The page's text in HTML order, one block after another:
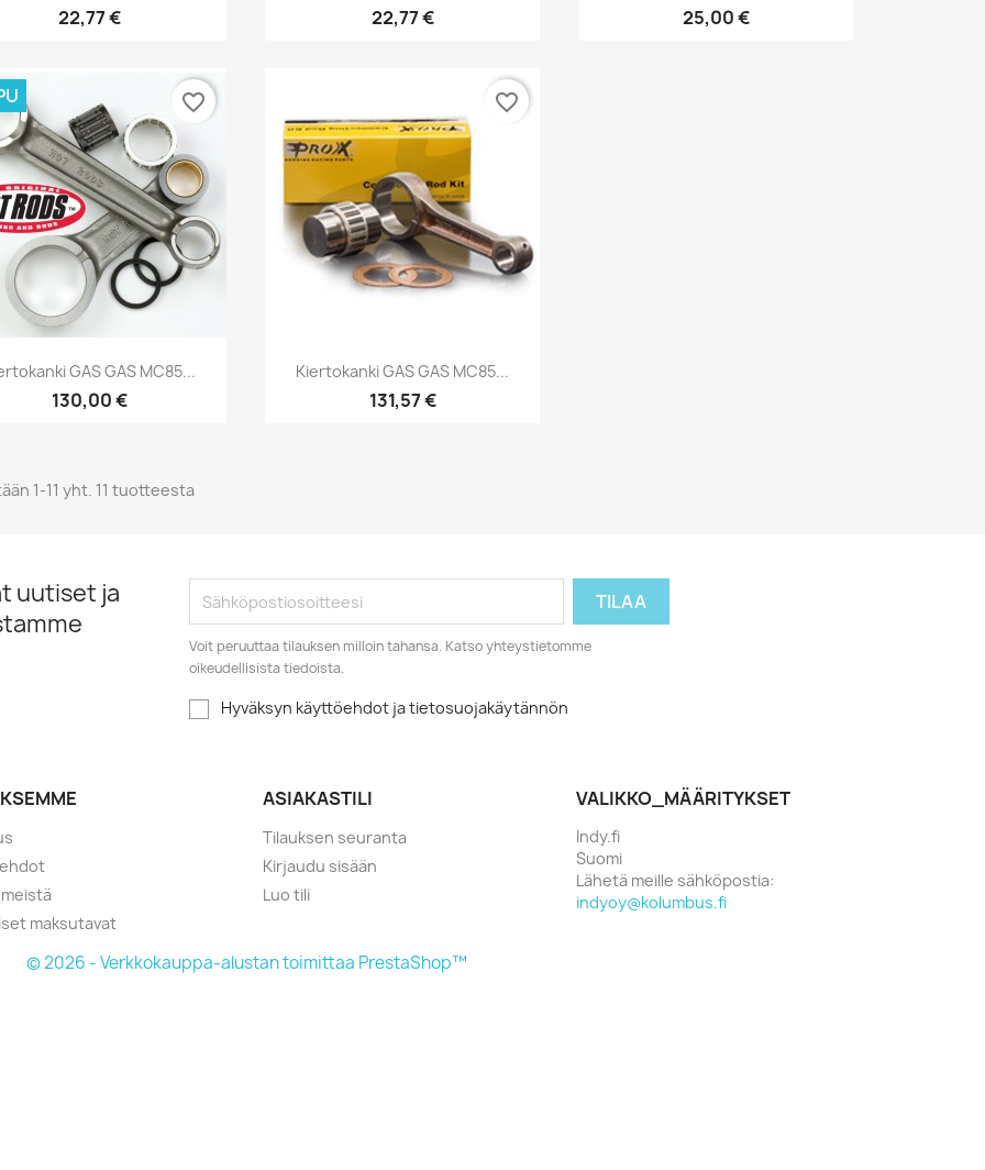
22,77 € 22,77 € 25,00 €
Pikakatselu
GAS GAS MC85...
130,00 €
favorite_border
Pikakatselu
Kiertokanki GAS GAS MC85...
131,57 €
favorite_border
1-11 yht. 11 tuotteesta
uutiset ja
Voit peruuttaa tilauksen milloin tahansa. Katso yhteystietomme
oikeudellisista tiedoista.
Hyväksyn käyttöehdot ja tietosuojakäytännön
maksutavat
ASIAKASTILI
Tilauksen seuranta
Kirjaudu sisään
Luo tili
VALIKKO_MÄÄRITYKSET
Indy.fi
Suomi
Lähetä meille sähköpostia:
indyoy@kolumbus.fi
© 2026 - Verkkokauppa-alustan toimittaa PrestaShop™